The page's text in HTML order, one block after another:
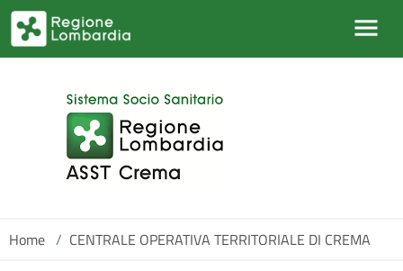
Salta al contenuto principale
Home / CENTRALE OPERATIVA TERRITORIALE DI CREMA